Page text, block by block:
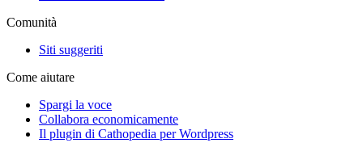
Comunità
Siti suggeriti
Come aiutare
Spargi la voce
Collabora economicamente
Il plugin di Cathopedia per Wordpress